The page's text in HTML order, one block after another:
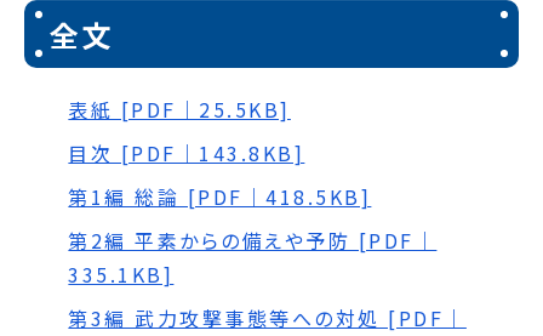
全文
表紙 [PDF｜25.5KB]
目次 [PDF｜143.8KB]
第1編 総論 [PDF｜418.5KB]
第2編 平素からの備えや予防 [PDF｜
335.1KB]
第3編 武力攻撃事態等への対処 [PDF｜